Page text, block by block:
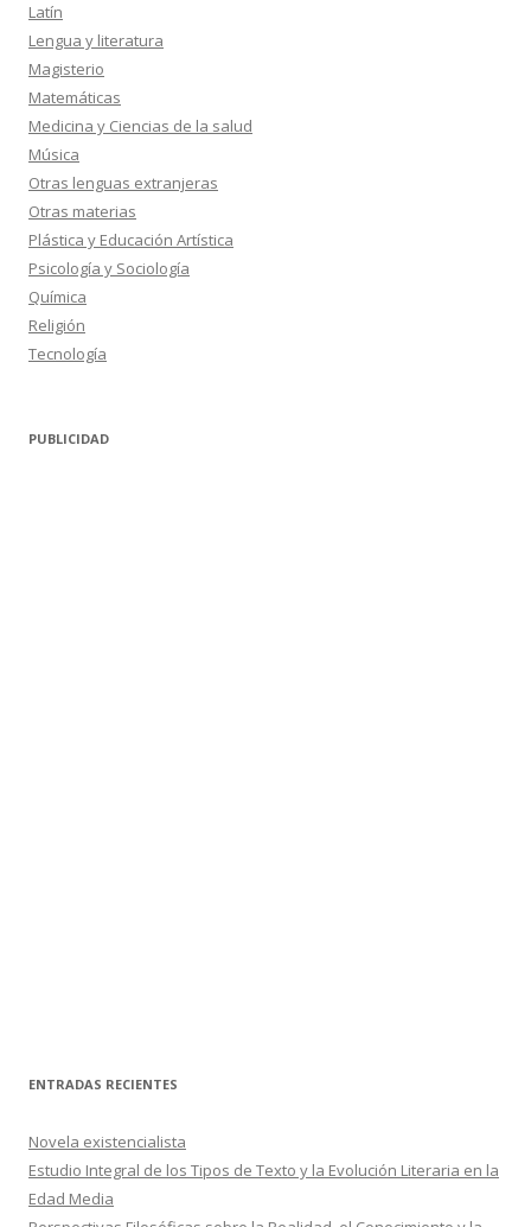
Latín
Lengua y literatura
Magisterio
Matemáticas
Medicina y Ciencias de la salud
Música
Otras lenguas extranjeras
Otras materias
Plástica y Educación Artística
Psicología y Sociología
Química
Religión
Tecnología
PUBLICIDAD
ENTRADAS RECIENTES
Novela existencialista
Estudio Integral de los Tipos de Texto y la Evolución Literaria en la
Edad Media